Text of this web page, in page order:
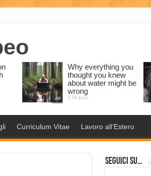
Curriculum Vitae Lavoro all’Estero
Seguici su…